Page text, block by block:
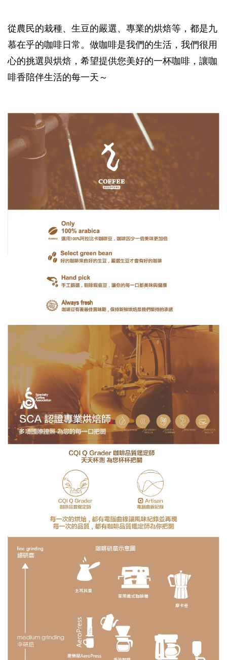
從農民的栽種、生豆的嚴選、專業的烘焙等，都是九
慕在乎的咖啡日常。做咖啡是我們的生活，我們很用
心的挑選與烘焙，希望提供您美好的一杯咖啡，讓咖
啡香陪伴生活的每一天～